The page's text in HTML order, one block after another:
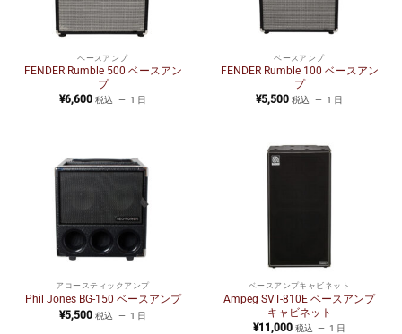
ベースアンプ
FENDER Rumble 500 ベースアン
プ
¥6,600 税込 1 日
ベースアンプ
FENDER Rumble 100 ベースアン
プ
¥5,500 税込 1 日
アコースティックアンプ
Phil Jones BG-150 ベースアンプ
¥5,500 税込 1 日
ベースアンプキャビネット
Ampeg SVT-810E ベースアンプ
キャビネット
¥11,000 税込 1 日